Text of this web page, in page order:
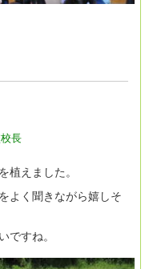
長
植えました。
よく聞きながら嬉しそ
すね。